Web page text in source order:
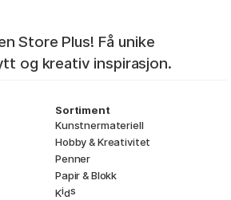
Store Plus! Få unike
og kreativ inspirasjon.
Sortiment
Kunstnermateriell
Hobby & Kreativitet
Penner
Papir & Blokk
Kids